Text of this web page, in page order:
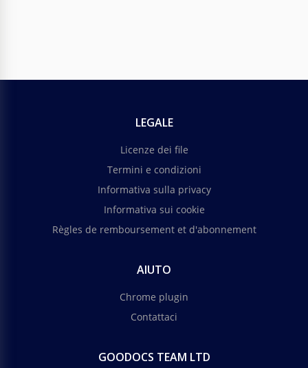
LEGALE
Licenze dei file
Termini e condizioni
Informativa sulla privacy
Informativa sui cookie
Règles de remboursement et d'abonnement
AIUTO
Chrome plugin
Contattaci
GOODOCS TEAM LTD